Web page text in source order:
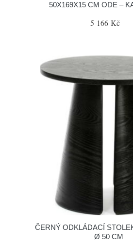
50X169X15 CM ODE –
5 166 Kč
ČERNÝ ODKLÁDACÍ
Ø 50 CM